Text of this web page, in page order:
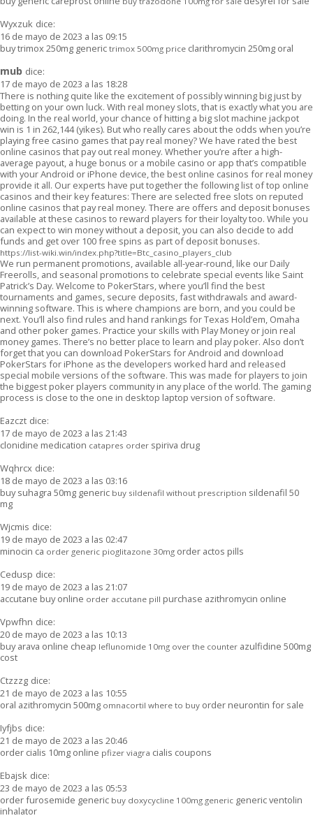
Wyxzuk dice:
16 de mayo de 2023 a las 09:15
buy trimox 250mg generic trimox 500mg price clarithromycin 250mg oral
mub dice:
17 de mayo de 2023 a las 18:28
There is nothing quite like the excitement of possibly winning big just by
betting on your own luck. With real money slots, that is exactly what you are
doing. In the real world, your chance of hitting a big slot machine jackpot
win is 1 in 262,144 (yikes). But who really cares about the odds when you’re
playing free casino games that pay real money? We have rated the best
online casinos that pay out real money. Whether you’re after a high-
average payout, a huge bonus or a mobile casino or app that’s compatible
with your Android or iPhone device, the best online casinos for real money
provide it all. Our experts have put together the following list of top online
casinos and their key features: There are selected free slots on reputed
online casinos that pay real money. There are offers and deposit bonuses
available at these casinos to reward players for their loyalty too. While you
can expect to win money without a deposit, you can also decide to add
funds and get over 100 free spins as part of deposit bonuses.
https://list-wiki.win/index.php?title=Btc_casino_players_club
We run permanent promotions, available all-year-round, like our Daily
Freerolls, and seasonal promotions to celebrate special events like Saint
Patrick’s Day. Welcome to PokerStars, where you’ll find the best
tournaments and games, secure deposits, fast withdrawals and award-
winning software. This is where champions are born, and you could be
next. You’ll also find rules and hand rankings for Texas Hold’em, Omaha
and other poker games. Practice your skills with Play Money or join real
money games. There’s no better place to learn and play poker. Also don’t
forget that you can download PokerStars for Android and download
PokerStars for iPhone as the developers worked hard and released
special mobile versions of the software. This was made for players to join
the biggest poker players community in any place of the world. The gaming
process is close to the one in desktop laptop version of software.
Eazczt dice:
17 de mayo de 2023 a las 21:43
clonidine medication catapres order spiriva drug
Wqhrcx dice:
18 de mayo de 2023 a las 03:16
buy suhagra 50mg generic buy sildenafil without prescription sildenafil 50
mg
Wjcmis dice:
19 de mayo de 2023 a las 02:47
minocin ca order generic pioglitazone 30mg order actos pills
Cedusp dice:
19 de mayo de 2023 a las 21:07
accutane buy online order accutane pill purchase azithromycin online
Vpwfhn dice:
20 de mayo de 2023 a las 10:13
buy arava online cheap leflunomide 10mg over the counter azulfidine 500mg
cost
Ctzzzg dice:
21 de mayo de 2023 a las 10:55
oral azithromycin 500mg omnacortil where to buy order neurontin for sale
Iyfjbs dice:
21 de mayo de 2023 a las 20:46
order cialis 10mg online pfizer viagra cialis coupons
Ebajsk dice:
23 de mayo de 2023 a las 05:53
order furosemide generic buy doxycycline 100mg generic generic ventolin
inhalator